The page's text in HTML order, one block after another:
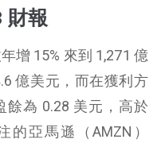
財報
增 15% 來到 1,271 億
億美元，而在獲利方
餘為 0.28 美元，高於
的亞馬遜（AMZN）